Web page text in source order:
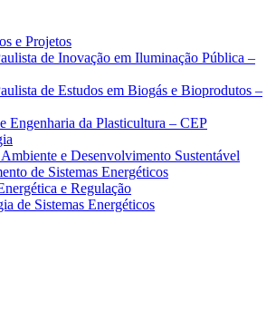
e Projetos
de Inovação em Iluminação Pública –
de Estudos em Biogás e Bioprodutos –
Engenharia da Plasticultura – CEP
e Desenvolvimento Sustentável
de Sistemas Energéticos
e Regulação
de Sistemas Energéticos